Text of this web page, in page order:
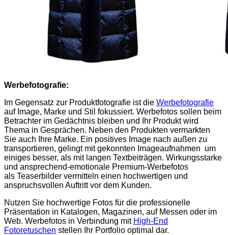
Werbefotografie:
Im Gegensatz zur Produktfotografie ist die Werbefotografie
auf Image, Marke und Stil fokussiert. Werbefotos sollen beim
Betrachter im Gedächtnis bleiben und Ihr Produkt wird
Thema in Gesprächen. Neben den Produkten vermarkten
Sie auch Ihre Marke. Ein positives Image nach außen zu
transportieren, gelingt mit gekonnten Imageaufnahmen um
einiges besser, als mit langen Textbeiträgen. Wirkungsstarke
und ansprechend-emotionale Premium-Werbefotos
als Teaserbilder vermitteln einen hochwertigen und
anspruchsvollen Auftritt vor dem Kunden.
Nutzen Sie hochwertige Fotos für die professionelle
Präsentation in Katalogen, Magazinen, auf Messen oder im
Web. Werbefotos in Verbindung mit High-End
Fotoretuschen stellen Ihr Portfolio optimal dar.